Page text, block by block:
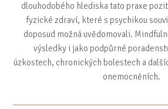
dlouhodobého hlediska tato praxe
fyzické zdraví, které s psychikou
doposud možná uvědomovali.
výsledky i jako podpůrné
úzkostech, chronických bolestech a
onemocněních.